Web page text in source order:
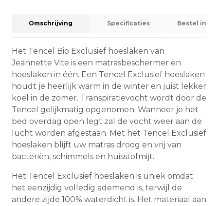
Omschrijving Specificaties Bestel
Het Tencel Bio Exclusief hoeslaken van
Jeannette Vite is een matrasbeschermer en
hoeslaken in één. Een Tencel Exclusief hoeslaken
houdt je heerlijk warm in de winter en juist lekker
koel in de zomer. Transpiratievocht wordt door de
Tencel gelijkmatig opgenomen. Wanneer je het
bed overdag open legt zal de vocht weer aan de
lucht worden afgestaan. Met het Tencel Exclusief
hoeslaken blijft uw matras droog en vrij van
bacteriën, schimmels en huisstofmijt.
Het Tencel Exclusief hoeslaken is uniek omdat
het eenzijdig volledig ademend is, terwijl de
andere zijde 100% waterdicht is. Het materiaal aan